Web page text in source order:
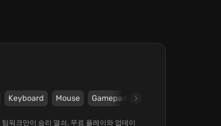
Keyboard Mouse Gamepad
워크만이 승리 열쇠. 무료 플레이와 업데이